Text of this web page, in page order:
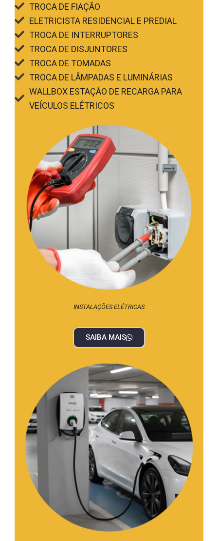
TROCA DE FIAÇÃO
ELETRICISTA RESIDENCIAL E PREDIAL
TROCA DE INTERRUPTORES
TROCA DE DISJUNTORES
TROCA DE TOMADAS
TROCA DE LÂMPADAS E LUMINÁRIAS
WALLBOX ESTAÇÃO DE RECARGA PARA
VEÍCULOS ELÉTRICOS
INSTALAÇÕES ELÉTRICAS
SAIBA MAIS